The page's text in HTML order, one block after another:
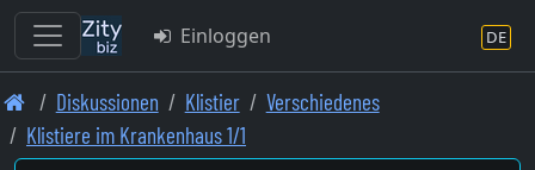
Skip
to
main
Einloggen DE
Diskussionen Klistier
Verschiedenes
Klistiere im Krankenhaus 1/1